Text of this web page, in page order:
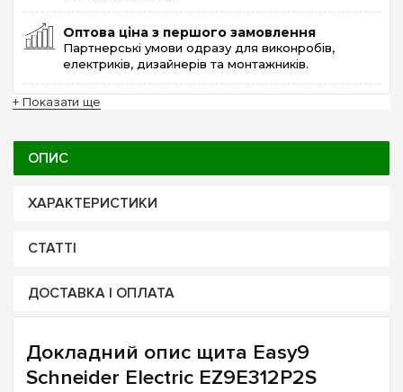
Оптова ціна з першого замовлення
Партнерські умови одразу для виконробів,
електриків, дизайнерів та монтажників.
+ Показати ще
ОПИС
ХАРАКТЕРИСТИКИ
СТАТТІ
ДОСТАВКА І ОПЛАТА
Докладний опис щита Easy9
Schneider Electric EZ9E312P2S